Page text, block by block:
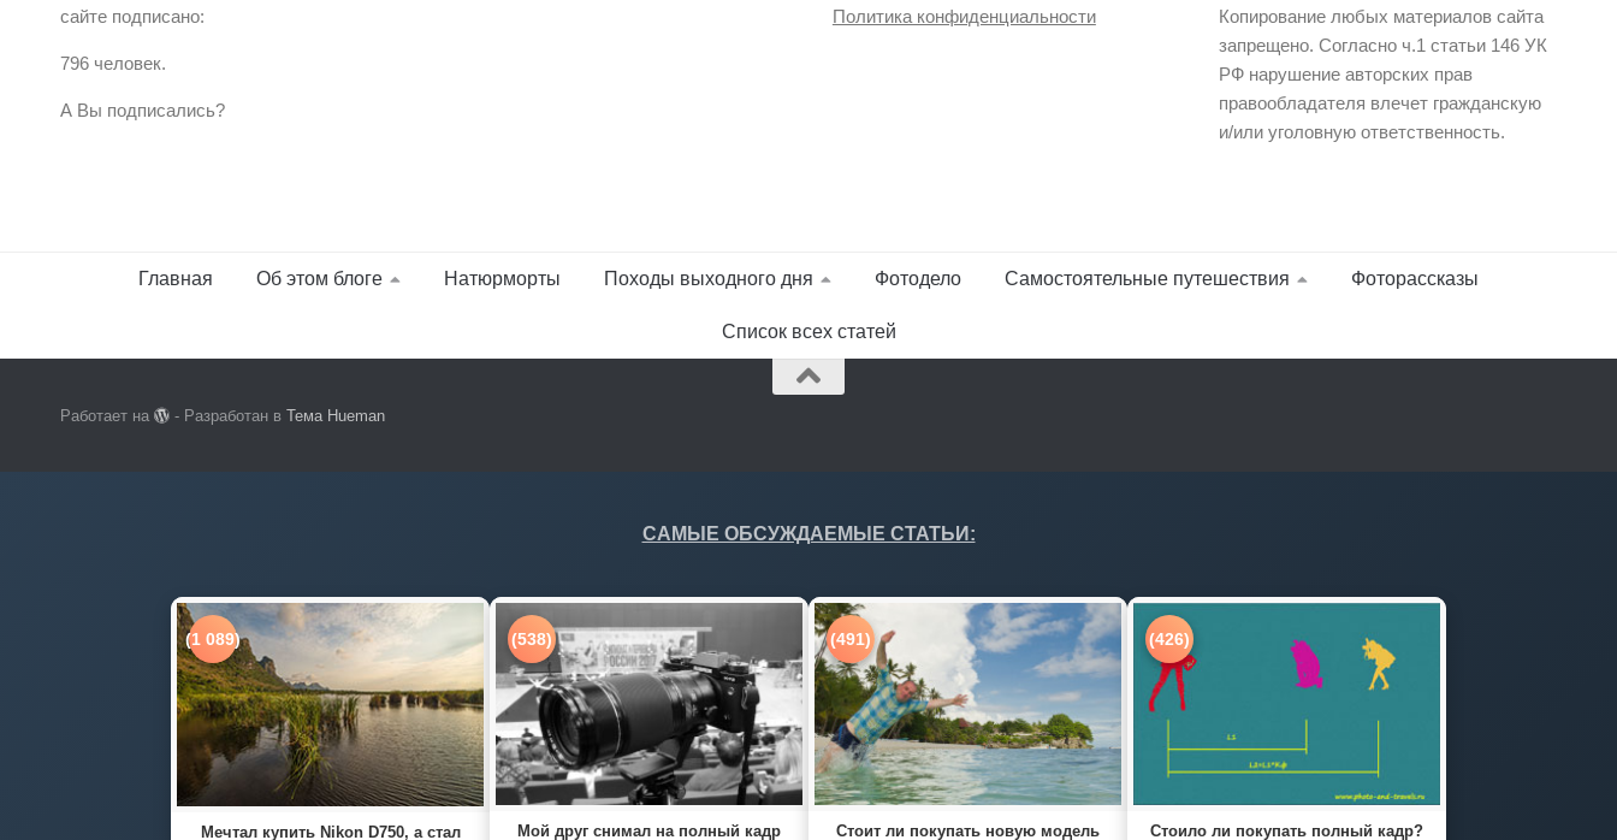
сайте подписано:
796 человек.
А Вы подписались?
Политика конфиденциальности
Копирование любых материалов сайта
запрещено. Согласно ч.1 статьи 146 УК
РФ нарушение авторских прав
правообладателя влечет гражданскую
и/или уголовную ответственность.
Главная Об этом блоге Натюрморты Походы выходного дня Фотодело Самостоятельные путешествия Фоторассказы
Список всех статей
Работает на - Разработан вТема Hueman
САМЫЕ ОБСУЖДАЕМЫЕ СТАТЬИ:
(1 089)
Мечтал купить Nikon D750, а стал
(538)
Мой друг снимал на полный кадр
(491)
Стоит ли покупать новую модель
(426)
Стоило ли покупать полный кадр?